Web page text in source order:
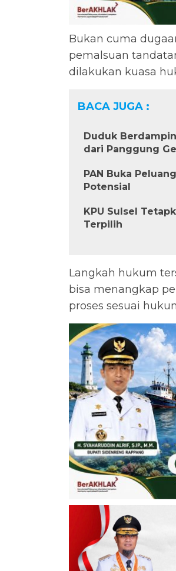
Bukan cuma
pemalsuan
dilakukan kuasa
BACA JUGA :
Duduk
dari Panggung
PAN Buka
Potensial
KPU Sulsel
Terpilih
Langkah hukum
bisa menangkap
proses sesuai